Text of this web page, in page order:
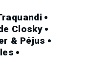
Closky
& Péjus